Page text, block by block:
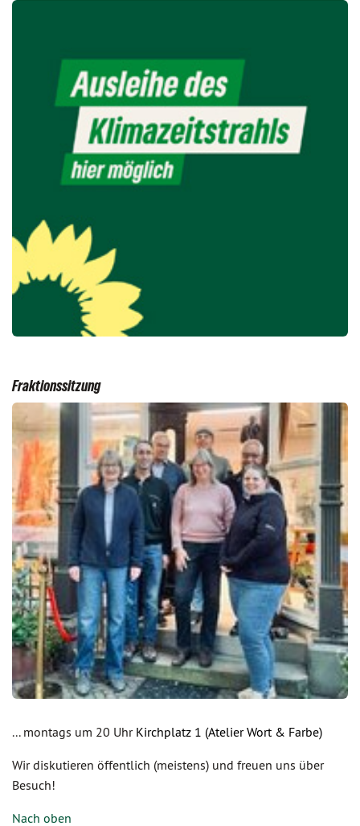
Fraktionssitzung
... montags um 20 Uhr Kirchplatz 1 (Atelier Wort & Farbe)
Wir diskutieren öffentlich (meistens) und freuen uns über
Besuch!
Nach oben